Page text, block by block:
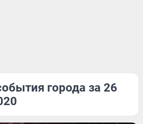
города за 26